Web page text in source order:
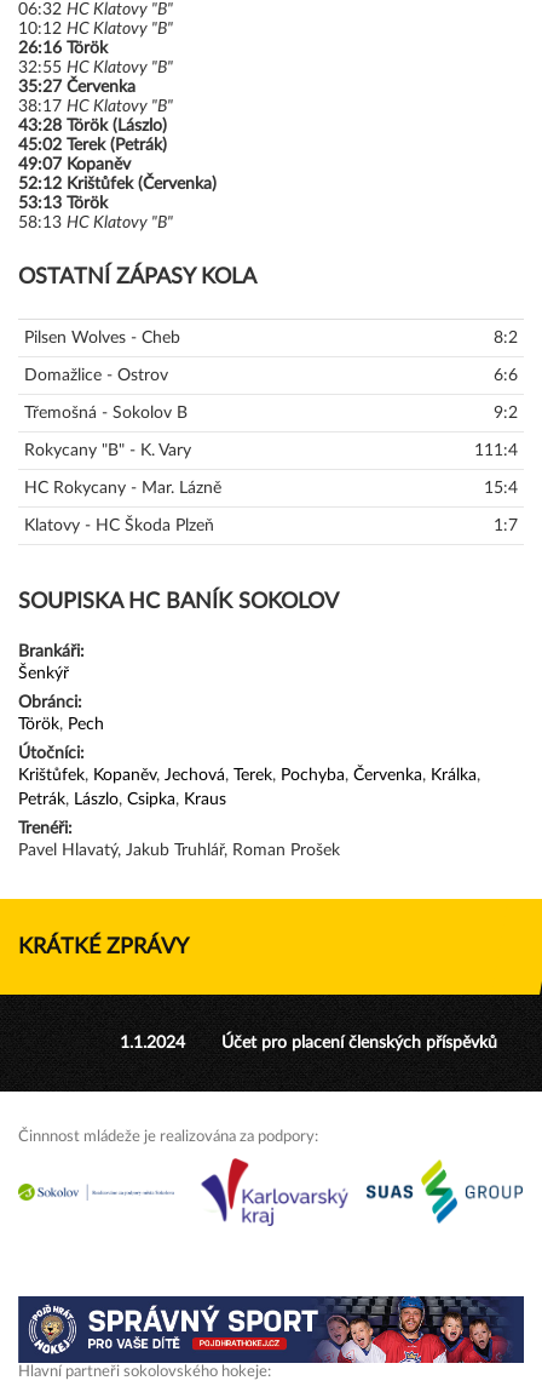
06:32 HC Klatovy "B"
10:12 HC Klatovy "B"
26:16 Török
32:55 HC Klatovy "B"
35:27 Červenka
38:17 HC Klatovy "B"
43:28 Török (Lászlo)
45:02 Terek (Petrák)
49:07 Kopaněv
52:12 Krištůfek (Červenka)
53:13 Török
58:13 HC Klatovy "B"
OSTATNÍ ZÁPASY KOLA
Pilsen Wolves - Cheb 8:2
Domažlice - Ostrov 6:6
Třemošná - Sokolov B 9:2
Rokycany "B" - K. Vary 111:4
HC Rokycany - Mar. Lázně 15:4
Klatovy - HC Škoda Plzeň 1:7
SOUPISKA HC BANÍK SOKOLOV
Brankáři:
Šenkýř
Obránci:
Török, Pech
Útočníci:
Krištůfek, Kopaněv, Jechová, Terek, Pochyba, Červenka, Králka,
Petrák, Lászlo, Csipka, Kraus
Trenéři:
Pavel Hlavatý, Jakub Truhlář, Roman Prošek
KRÁTKÉ ZPRÁVY
1.1.2024 Účet pro placení členských příspěvků
Činnnost mládeže je realizována za podpory:
Hlavní partneři sokolovského hokeje: